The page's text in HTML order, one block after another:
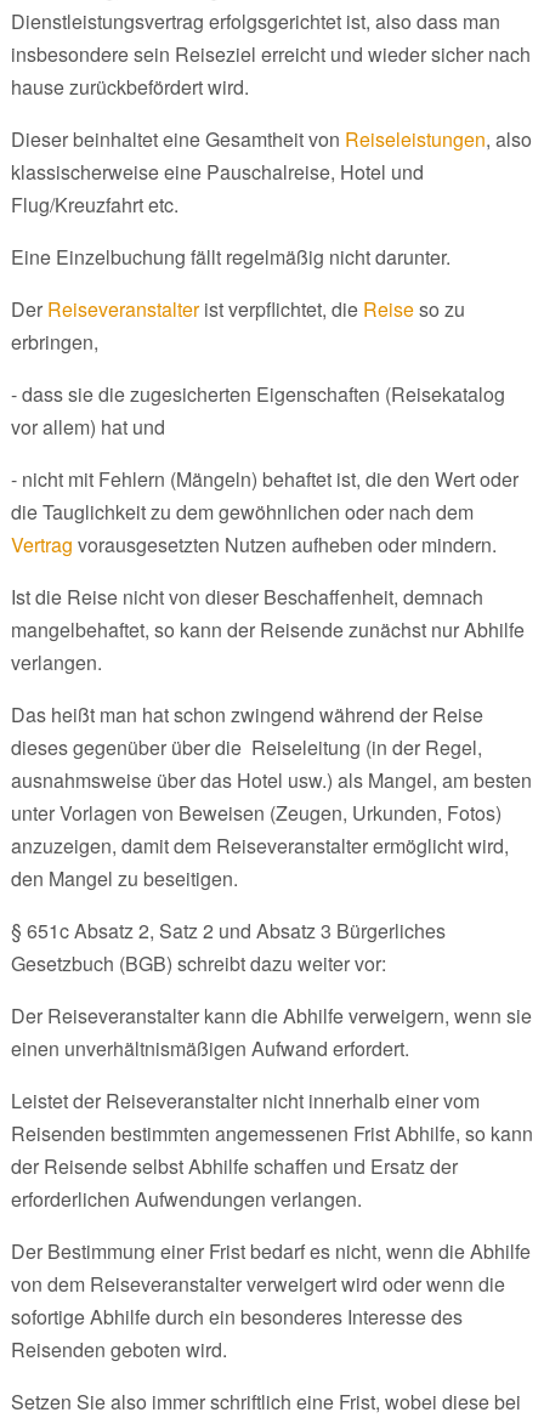
Dienstleistungsvertrag erfolgsgerichtet ist, also dass man
insbesondere sein Reiseziel erreicht und wieder sicher nach
hause zurückbefördert wird.
Dieser beinhaltet eine Gesamtheit von Reiseleistungen, also
klassischerweise eine Pauschalreise, Hotel und
Flug/Kreuzfahrt etc.
Eine Einzelbuchung fällt regelmäßig nicht darunter.
Der Reiseveranstalterist verpflichtet, die Reiseso zu
erbringen,
- dass sie die zugesicherten Eigenschaften (Reisekatalog
vor allem) hat und
- nicht mit Fehlern (Mängeln) behaftet ist, die den Wert oder
die Tauglichkeit zu dem gewöhnlichen oder nach dem
Vertrag vorausgesetzten Nutzen aufheben oder mindern.
Ist die Reise nicht von dieser Beschaffenheit, demnach
mangelbehaftet, so kann der Reisende zunächst nur Abhilfe
verlangen.
Das heißt man hat schon zwingend während der Reise
dieses gegenüber über die Reiseleitung (in der Regel,
ausnahmsweise über das Hotel usw.) als Mangel, am besten
unter Vorlagen von Beweisen (Zeugen, Urkunden, Fotos)
anzuzeigen, damit dem Reiseveranstalter ermöglicht wird,
den Mangel zu beseitigen.
§ 651c Absatz 2, Satz 2 und Absatz 3 Bürgerliches
Gesetzbuch (BGB) schreibt dazu weiter vor:
Der Reiseveranstalter kann die Abhilfe verweigern, wenn sie
einen unverhältnismäßigen Aufwand erfordert.
Leistet der Reiseveranstalter nicht innerhalb einer vom
Reisenden bestimmten angemessenen Frist Abhilfe, so kann
der Reisende selbst Abhilfe schaffen und Ersatz der
erforderlichen Aufwendungen verlangen.
Der Bestimmung einer Frist bedarf es nicht, wenn die Abhilfe
von dem Reiseveranstalter verweigert wird oder wenn die
sofortige Abhilfe durch ein besonderes Interesse des
Reisenden geboten wird.
Setzen Sie also immer schriftlich eine Frist, wobei diese bei